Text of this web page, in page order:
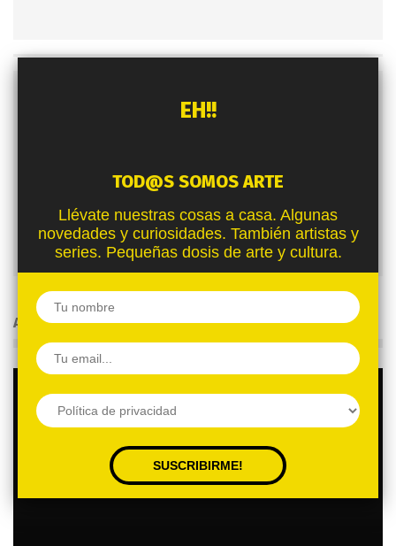
ARTÍCULOS RELACIONADOS
EH!!
TOD@S SOMOS ARTE
Llévate nuestras cosas a casa. Algunas
novedades y curiosidades. También artistas y
series. Pequeñas dosis de arte y cultura.